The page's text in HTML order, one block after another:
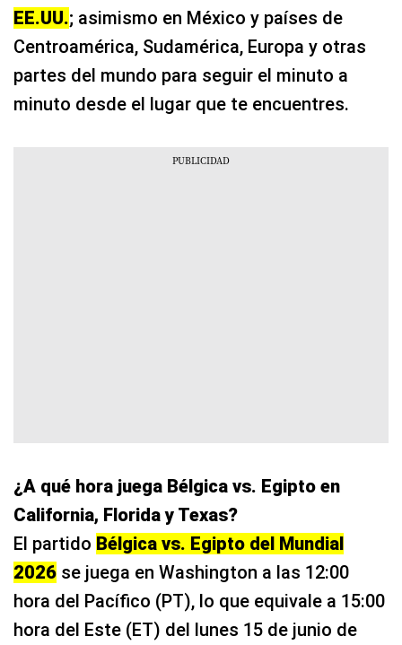
EE.UU.; asimismo en México y países de
Centroamérica, Sudamérica, Europa y otras
partes del mundo para seguir el minuto a
minuto desde el lugar que te encuentres.
¿A qué hora juega Bélgica vs. Egipto en
California, Florida y Texas?
El partido Bélgica vs. Egipto del Mundial
2026 se juega en Washington a las 12:00
hora del Pacífico (PT), lo que equivale a 15:00
hora del Este (ET) del lunes 15 de junio de